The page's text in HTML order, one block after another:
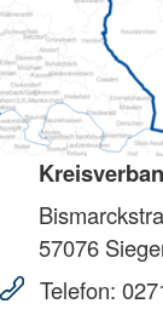
57076
Telefon: